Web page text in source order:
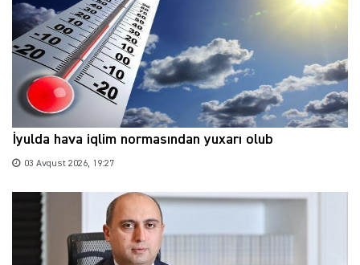
İyulda hava iqlim normasından yuxarı olub
03 Avqust 2026, 19:27